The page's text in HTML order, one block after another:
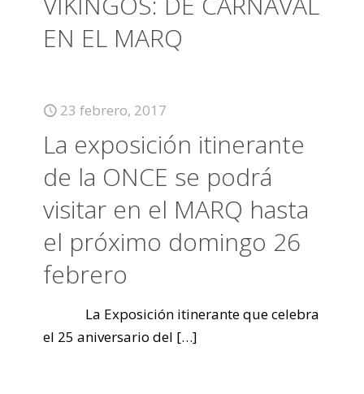
EN EL MARQ
23 febrero, 2017
La exposición itinerante
de la ONCE se podrá
visitar en el MARQ hasta
el próximo domingo 26
febrero
La Exposición itinerante que celebra
el 25 aniversario del […]